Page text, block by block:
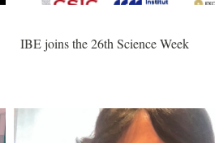
IBE joins the 26th Science Week